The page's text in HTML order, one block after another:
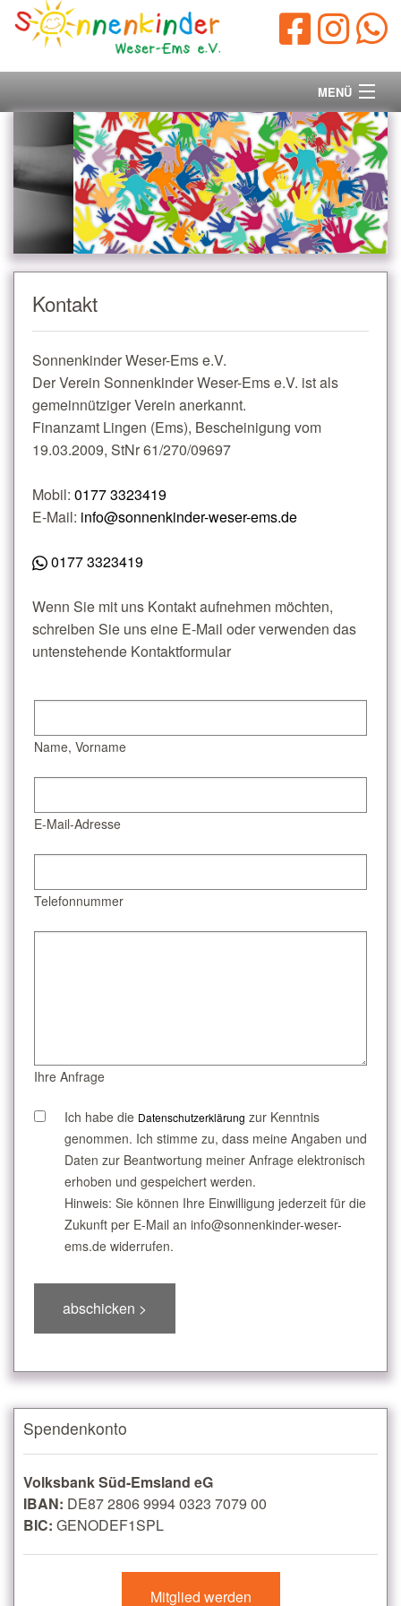
MENÜ
Startseite
Vorstand
Unsere Ziele
Ihre Spende
Kontakt
Kontakt
Sonnenkinder Weser-Ems e.V.
Der Verein Sonnenkinder Weser-Ems e.V. ist als
gemeinnütziger Verein anerkannt.
Finanzamt Lingen (Ems), Bescheinigung vom
19.03.2009, StNr 61/270/09697
Mobil: 0177 3323419
E-Mail: info@sonnenkinder-weser-ems.de
0177 3323419
Wenn Sie mit uns Kontakt aufnehmen möchten,
schreiben Sie uns eine E-Mail oder verwenden das
untenstehende Kontaktformular
Name, Vorname
E-Mail-Adresse
Telefonnummer
Ihre Anfrage
Ich habe die Datenschutzerklärung zur Kenntnis
genommen. Ich stimme zu, dass meine Angaben und
Daten zur Beantwortung meiner Anfrage elektronisch
erhoben und gespeichert werden.
Hinweis: Sie können Ihre Einwilligung jederzeit für die
Zukunft per E-Mail an info@sonnenkinder-weser-
ems.de widerrufen.
Spendenkonto
Volksbank Süd-Emsland eG
IBAN: DE87 2806 9994 0323 7079 00
BIC: GENODEF1SPL
Mitglied werden